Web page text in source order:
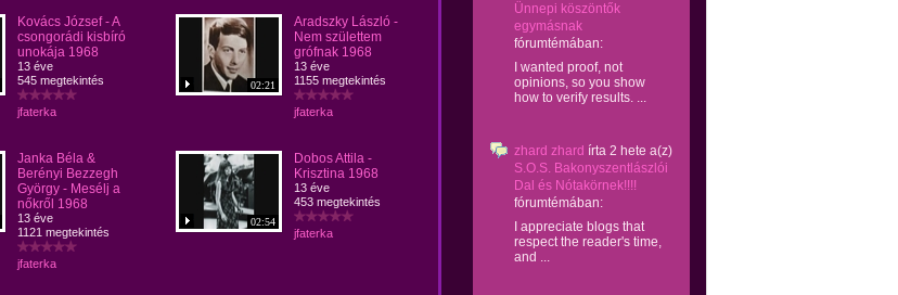
Kovács József - A
csongorádi kisbíró
unokája 1968
13 éve
545 megtekintés
jfaterka
02:21
Aradszky László -
Nem születtem
grófnak 1968
13 éve
1155 megtekintés
jfaterka
Janka Béla &
Berényi Bezzegh
György - Mesélj a
nőkről 1968
13 éve
1121 megtekintés
jfaterka
02:54
Dobos Attila -
Krisztina 1968
13 éve
453 megtekintés
jfaterka
Ünnepi köszöntők
egymásnak
fórumtémában:
I wanted proof, not
opinions, so you show
how to verify results. ...
zhard zhard írta 2 hete a(z)
S.O.S. Bakonyszentlászlói
Dal és Nótakörnek!!!!
fórumtémában:
I appreciate blogs that
respect the reader's time,
and ...